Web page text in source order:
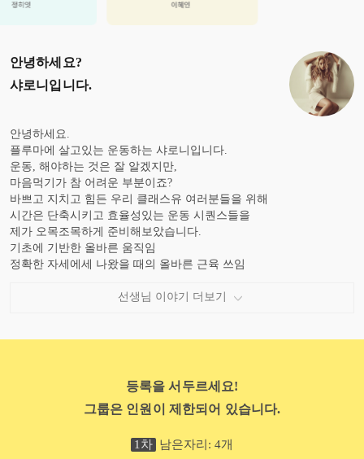
안녕하세요?
샤로니 입니다.
안녕하세요.
플루마에 살고있는 운동하는 샤로니입니다.
운동, 해야하는 것은 잘 알겠지만,
마음먹기가 참 어려운 부분이죠?
바쁘고 지치고 힘든 우리 클래스유 여러분들을 위해
시간은 단축시키고 효율성있는 운동 시퀀스들을
제가 오목조목하게 준비해보았습니다.
기초에 기반한 올바른 움직임
정확한 자세에세 나왔을 때의 올바른 근육 쓰임
언제든 우리 클래스유 여러분의 피드
선생님 이야기 더보기
등록을 서두르세요!
그룹은 인원이 제한되어 있습니다.
1 차 남은자리: 4개